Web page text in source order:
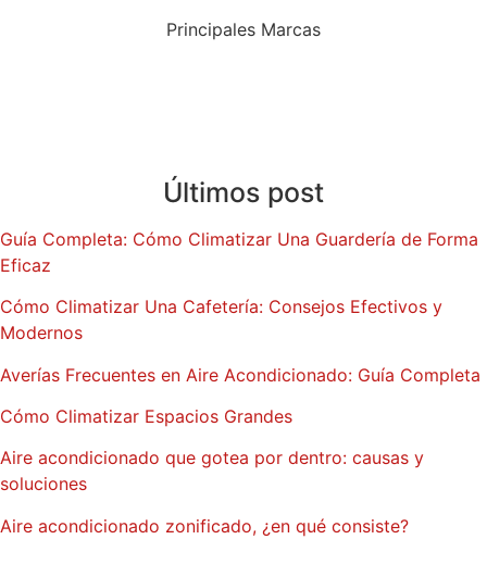
Principales Marcas
Últimos post
Guía Completa: Cómo Climatizar Una Guardería de Forma
Eficaz
Cómo Climatizar Una Cafetería: Consejos Efectivos y
Modernos
Averías Frecuentes en Aire Acondicionado: Guía Completa
Cómo Climatizar Espacios Grandes
Aire acondicionado que gotea por dentro: causas y
soluciones
Aire acondicionado zonificado, ¿en qué consiste?